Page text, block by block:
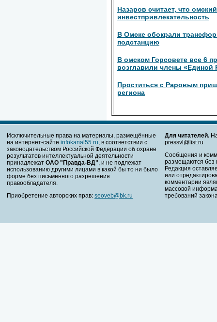
Назаров считает, что
инвестпривлекательность
В Омске обокрали
подстанцию
В омском Горсовете все 6
возглавили члены «Единой
Проститься с Раровым
региона
Исключительные права на материалы, размещённые
на интернет-сайте infokanal55.ru , в соответствии с
законодательством Российской Федерации об охране
результатов интеллектуальной деятельности
принадлежат ОАО "Правда-ВД" , и не подлежат
использованию другими лицами в какой бы то ни было
форме без письменного разрешения
правообладателя.
Приобретение авторских прав: seoveb@bk.ru
Для читателей.
pressvl@list.ru
Сообщения и
размещаются без
Редакция
или
комментарии
массовой
требований